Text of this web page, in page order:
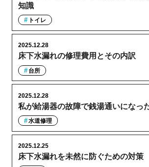
知識
トイレ
床下水漏れの修理費用とその内訳
2025.12.28
台所
私が給湯器の故障で銭湯通いになっ
2025.12.28
水道修理
床下水漏れを未然に防ぐための対策
2025.12.25